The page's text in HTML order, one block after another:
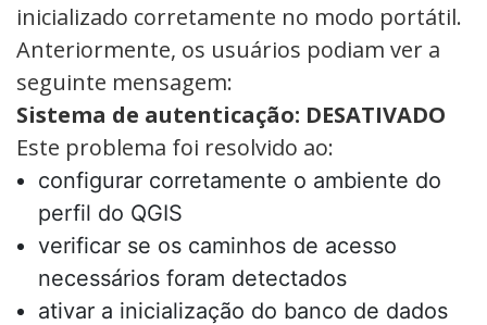
inicializado corretamente no modo portátil.
Anteriormente, os usuários podiam ver a
seguinte mensagem:
Sistema de autenticação: DESATIVADO
Este problema foi resolvido ao:
configurar corretamente o ambiente do
perfil do QGIS
verificar se os caminhos de acesso
necessários foram detectados
ativar a inicialização do banco de dados